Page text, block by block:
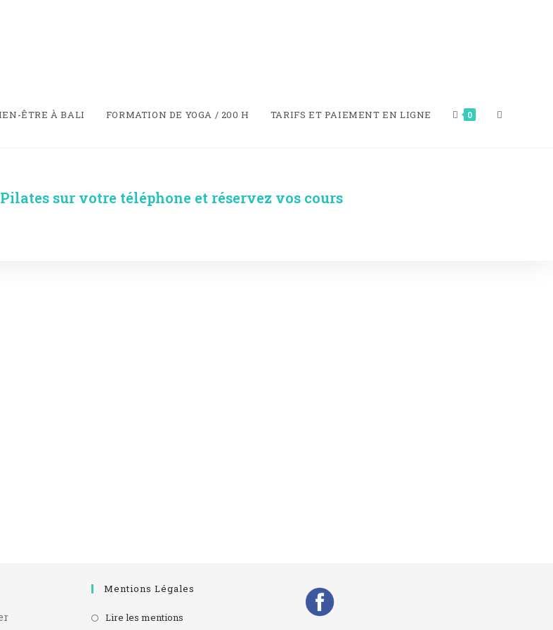
ÊTRE À BALI FORMATION DE YOGA / 200 H​ TARIFS ET PAIEMENT EN LIGNE 0
sur votre téléphone et réservez vos cours
Mentions Légales
Lire les mentions